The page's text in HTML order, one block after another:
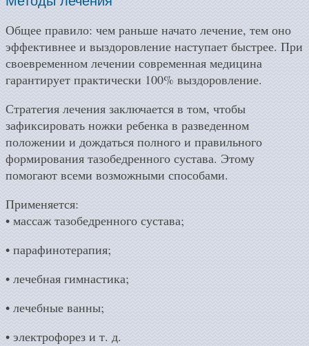
Общее правило: чем раньше начато лечение, тем оно
эффективнее и выздоровление наступает быстрее. При
своевременном лечении современная медицина
гарантирует практически 100% выздоровление.
Стратегия лечения заключается в том, чтобы
зафиксировать ножки ребенка в разведенном
положении и дождаться полного и правильного
формирования тазобедренного сустава. Этому
помогают всеми возможными способами.
Применяется:
• массаж тазобедренного сустава;
• парафинотерапия;
• лечебная гимнастика;
• лечебные ванны;
• электрофорез и т. д.